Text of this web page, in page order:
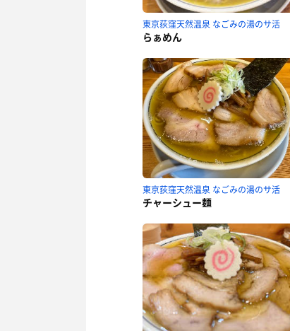
東京荻窪天然温泉 なごみの湯のサ活
らぁめん
東京荻窪天然温泉 なごみの湯のサ活
チャーシュー麺